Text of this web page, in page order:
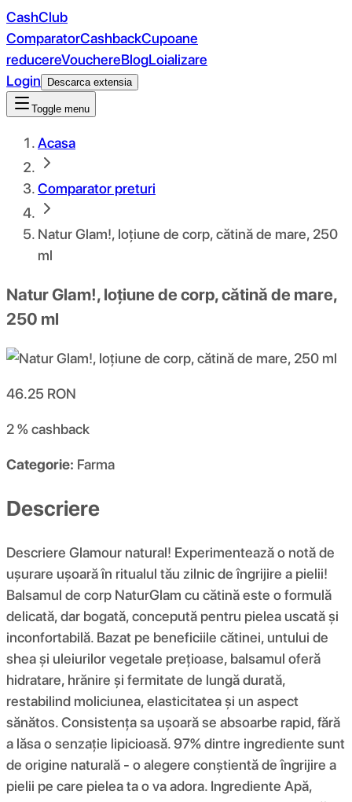
CashClub
ComparatorCashbackCupoane
reducereVouchereBlogLoializare
Login
Descarca extensia
Toggle menu
Acasa
Comparator preturi
Natur Glam!, loțiune de corp, cătină de mare, 250
ml
Natur Glam!, loțiune de corp, cătină de mare,
250 ml
46.25 RON
2 %cashback
Categorie: Farma
Descriere
Descriere Glamour natural! Experimentează o notă de
ușurare ușoară în ritualul tău zilnic de îngrijire a pielii!
Balsamul de corp NaturGlam cu cătină este o formulă
delicată, dar bogată, concepută pentru pielea uscată și
inconfortabilă. Bazat pe beneficiile cătinei, untului de
shea și uleiurilor vegetale prețioase, balsamul oferă
hidratare, hrănire și fermitate de lungă durată,
restabilind moliciunea, elasticitatea și un aspect
sănătos. Consistența sa ușoară se absoarbe rapid, fără
a lăsa o senzație lipicioasă. 97% dintre ingrediente sunt
de origine naturală - o alegere conștientă de îngrijire a
pielii pe care pielea ta o va adora. Ingrediente Apă,